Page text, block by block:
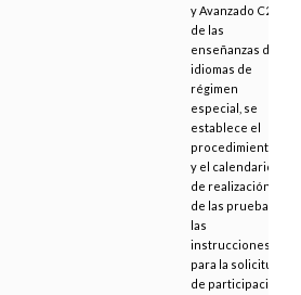
y Avanzado C2
de las
enseñanzas de
idiomas de
régimen
especial, se
establece el
procedimiento
y el calendario
de realización
de las pruebas y
las
instrucciones
para la solicitud
de participación